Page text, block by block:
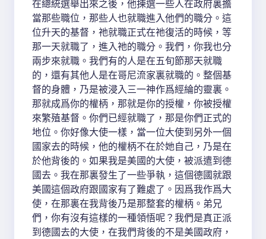
在總統選舉出來之後，他揀選一些人在政府裏擔
當那些職位，那些人也就職進入他們的職分。這
位升天的基督，祂就職正式在祂復活的時候，等
那一天就職了，進入祂的職分。我們，你我也分
兩步來就職。我們有的人是在五旬節那天就職
的，還有其他人是在哥尼流家裏就職的。整個基
督的身體，乃是被浸入三一神作爲經綸的靈裏。
那就成爲你的權柄，那就是你的授權，你被授權
來繁殖基督。你們已經就職了，那是你們正式的
地位。你好像大使一樣，當一位大使到另外一個
國家去的時候，他的權柄不在於她自己，乃是在
於他背後的。如果我是美國的大使，被派遣到德
國去。我在那裏發生了一些爭執，這個德國就跟
美國這個政府跟國家有了難處了。因爲我作爲大
使，在那裏在我背後乃是那整套的權柄。弟兄
們，你有沒有這樣的一種領悟呢？我們是真正派
到德國去的大使，在我們背後的不是美國政府，